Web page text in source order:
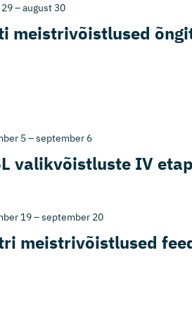
meistrivõistlused
–august 30
valikvõistluste IV
5–september 6
meistrivõistlused
19–september 20